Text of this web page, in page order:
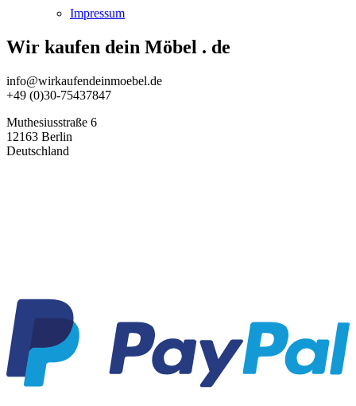
Impressum
Wir kaufen dein Möbel . de
info@wirkaufendeinmoebel.de
+49 (0)30-75437847
Muthesiusstraße 6
12163 Berlin
Deutschland